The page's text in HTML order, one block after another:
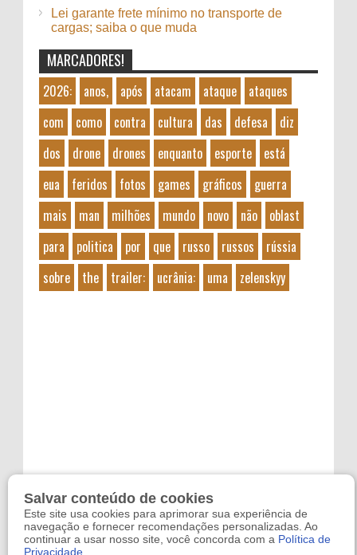
Lei garante frete mínimo no transporte de
cargas; saiba o que muda
MARCADORES!
2026: anos, após atacam ataque
ataques
com
como contra cultura das defesa
diz
dos
drone drones enquanto esporte
está
eua
feridos fotos games gráficos
guerra
mais
man milhões mundo novo não
oblast
para
politica por que russo russos
rússia
sobre
the trailer: ucrânia: uma zelenskyy
Salvar conteúdo de cookies
Este site usa cookies para aprimorar sua experiência de
navegação e fornecer recomendações personalizadas. Ao
continuar a usar nosso site, você concorda com a Política de
Privacidade